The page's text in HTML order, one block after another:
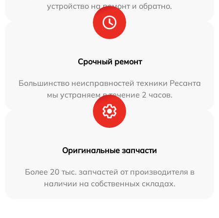
устройство на ремонт и обратно.
Срочный ремонт
Большинство неисправностей техники Ресанта
мы устраняем в течение 2 часов.
Оригинальные запчасти
Более 20 тыс. запчастей от производителя в
наличии на собственных складах.